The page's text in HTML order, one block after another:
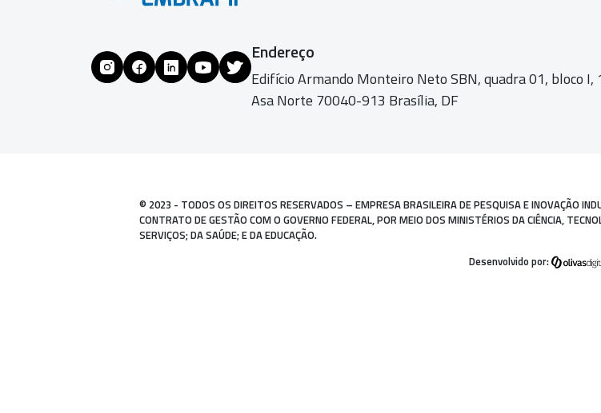
Endereço
Edifício Armando Monteiro Neto SBN, quadra 01, bloco I,
Asa Norte 70040-913 Brasília, DF
© 2023 - TODOS OS DIREITOS RESERVADOS – EMPRESA BRASILEIRA DE PESQUISA E INOVAÇÃO
CONTRATO DE GESTÃO COM O GOVERNO FEDERAL, POR MEIO DOS MINISTÉRIOS DA CIÊNCIA,
SERVIÇOS; DA SAÚDE; E DA EDUCAÇÃO.
Desenvolvido por: